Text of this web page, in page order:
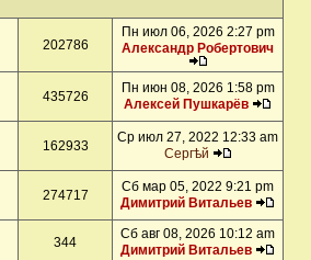
202786
Пн июл 06, 2026 2:27 pm
Александр Робертович
435726
Пн июн 08, 2026 1:58 pm
Алексей Пушкарёв
162933
Ср июл 27, 2022 12:33 am
Сергѣй
274717
Сб мар 05, 2022 9:21 pm
Димитрий Витальев
344
Сб авг 08, 2026 10:12 am
Димитрий Витальев